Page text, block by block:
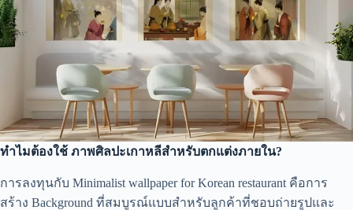
ทำไมต้องใช้ ภาพศิลปะเกาหลีสำหรับตกแต่งภายใน?
การลงทุนกับ Minimalist wallpaper for Korean restaurant คือการ
สร้าง Background ที่สมบูรณ์แบบสำหรับลูกค้าที่ชอบถ่ายรูปและ